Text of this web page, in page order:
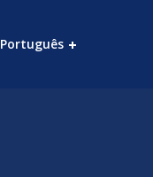
Português